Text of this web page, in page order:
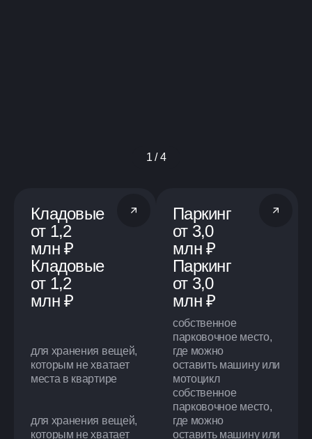
1 / 4
Кладовые
от 1,2
млн ₽
Кладовые
от 1,2
млн ₽
для хранения вещей,
которым не хватает
места в квартире
для хранения вещей,
которым не хватает
Паркинг
от 3,0
млн ₽
Паркинг
от 3,0
млн ₽
собственное
парковочное место,
где можно
оставить машину или
мотоцикл
собственное
парковочное место,
где можно
оставить машину или